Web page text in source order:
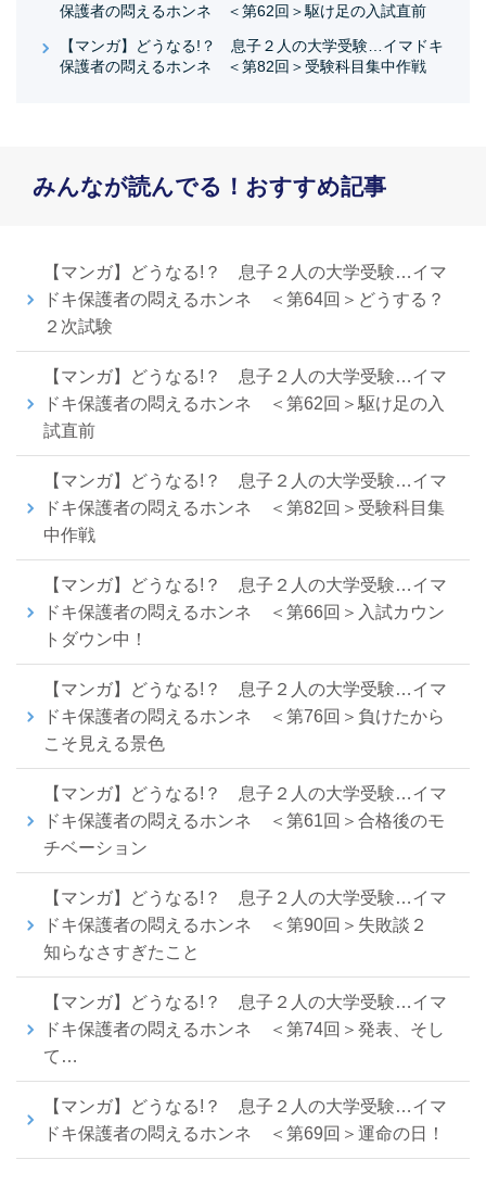
保護者の悶えるホンネ ＜第62回＞駆け足の入試直前
【マンガ】どうなる!？ 息子２人の大学受験…イマドキ
保護者の悶えるホンネ ＜第82回＞受験科目集中作戦
みんなが読んでる！おすすめ記事
【マンガ】どうなる!？ 息子２人の大学受験…イマ
ドキ保護者の悶えるホンネ ＜第64回＞どうする？
２次試験
【マンガ】どうなる!？ 息子２人の大学受験…イマ
ドキ保護者の悶えるホンネ ＜第62回＞駆け足の入
試直前
【マンガ】どうなる!？ 息子２人の大学受験…イマ
ドキ保護者の悶えるホンネ ＜第82回＞受験科目集
中作戦
【マンガ】どうなる!？ 息子２人の大学受験…イマ
ドキ保護者の悶えるホンネ ＜第66回＞入試カウン
トダウン中！
【マンガ】どうなる!？ 息子２人の大学受験…イマ
ドキ保護者の悶えるホンネ ＜第76回＞負けたから
こそ見える景色
【マンガ】どうなる!？ 息子２人の大学受験…イマ
ドキ保護者の悶えるホンネ ＜第61回＞合格後のモ
チベーション
【マンガ】どうなる!？ 息子２人の大学受験…イマ
ドキ保護者の悶えるホンネ ＜第90回＞失敗談２
知らなさすぎたこと
【マンガ】どうなる!？ 息子２人の大学受験…イマ
ドキ保護者の悶えるホンネ ＜第74回＞発表、そし
て…
【マンガ】どうなる!？ 息子２人の大学受験…イマ
ドキ保護者の悶えるホンネ ＜第69回＞運命の日！